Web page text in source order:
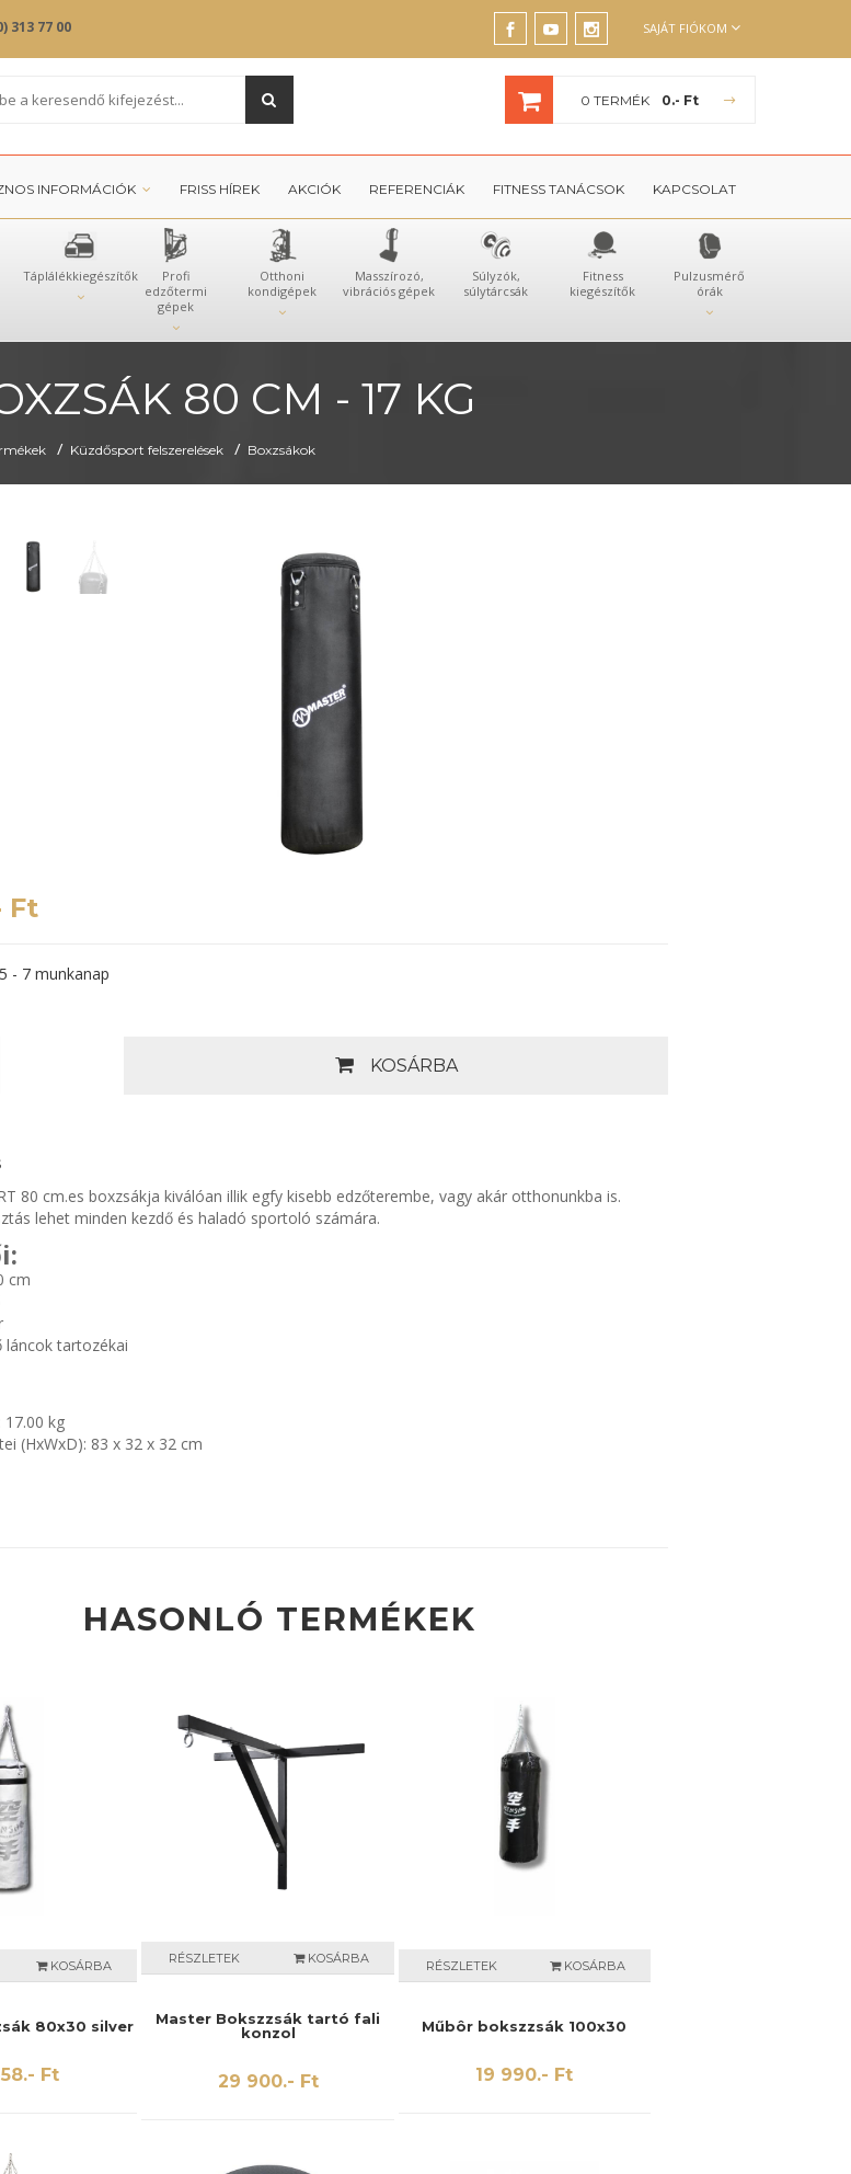
313 77 00 SAJÁT FIÓKOM
0 TERMÉK 0.- Ft
INFORMÁCIÓK FRISS HÍREK AKCIÓK REFERENCIÁK FITNESS TANÁCSOK KAPCSOLAT
Táplálékkiegészítők
Profi
edzőtermi
gépek
Otthoni
kondigépek
Masszírozó,
vibrációs gépek
Súlyzók,
súlytárcsák
Fitness
kiegészítők
Pulzusmérő
órák
80 CM - 17 KG
/ Küzdősport felszerelések / Boxzsákok
Ft
5 - 7 munkanap
KOSÁRBA
80 cm.es boxzsákja kiválóan illik egfy kisebb edzőterembe, vagy akár otthonunkba is.
lehet minden kezdő és haladó sportoló számára.
cm
láncok tartozékai
17.00 kg
(HxWxD): 83 x 32 x 32 cm
HASONLÓ TERMÉKEK
KOSÁRBA
80x30 silver
Ft
RÉSZLETEK KOSÁRBA
Master Bokszzsák tartó fali
konzol
29 900.- Ft
RÉSZLETEK KOSÁRBA
Műbôr bokszzsák 100x30
19 990.- Ft